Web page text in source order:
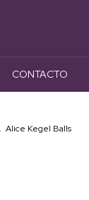
CONTACTO
. Alice Kegel Balls